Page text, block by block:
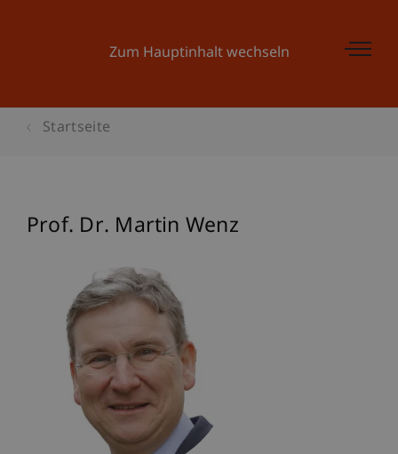
Zum Hauptinhalt wechseln
Startseite
Prof. Dr. Martin Wenz